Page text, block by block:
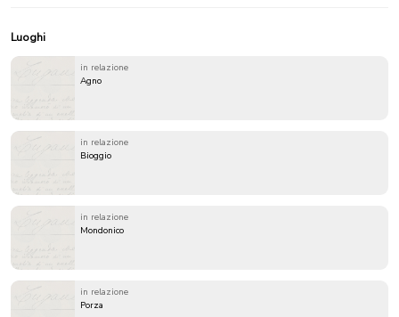
Luoghi
in relazione
Agno
in relazione
Bioggio
in relazione
Mondonico
in relazione
Porza